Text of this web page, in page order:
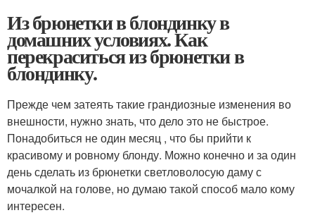
Из брюнетки в блондинку в
домашних условиях. Как
перекраситься из брюнетки в
блондинку.
Прежде чем затеять такие грандиозные изменения во
внешности, нужно знать, что дело это не быстрое.
Понадобиться не один месяц , что бы прийти к
красивому и ровному блонду. Можно конечно и за один
день сделать из брюнетки светловолосую даму с
мочалкой на голове, но думаю такой способ мало кому
интересен.